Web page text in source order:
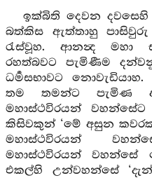
ඉක්බිති දෙවන
බත්කිස ඇත්තාහු පාසිවුරු
රැස්වූහ. ආනන්‍ද මහා
රහත්බවට පැමිණීම
ධර්‍මසභාවට
තම තමන්ට පැමිණ
මහාස්ථවිරයන්
කිසිවකුන් ‘මේ අසුන
මහාස්ථවිරයන්
මහාස්ථවිරයන් වහන්සේ
එකල්හි උන්වහන්සේ